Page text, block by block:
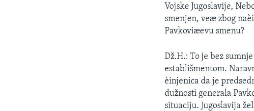
Vojske Jugoslavije,
smenjen, veæ zbog
Pavkoviæevu smenu?
Dž.H.: To je bez
establišmentom.
èinjenica da je
dužnosti generala
situaciju. Jugoslavija